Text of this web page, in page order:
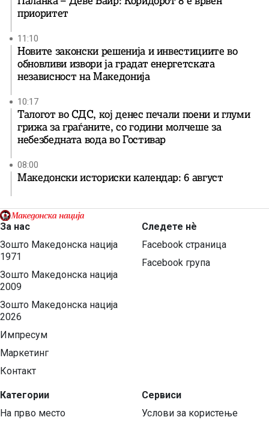
приоритет
11:10
Новите законски решенија и инвестициите во
обновливи извори ја градат енергетската
независност на Македонија
10:17
Талогот во СДС, кој денес печали поени и глуми
грижа за граѓаните, со години молчеше за
небезбедната вода во Гостивар
08:00
Македонски историски календар: 6 август
За нас
Зошто Македонска нација
1971
Зошто Македонска нација
2009
Зошто Македонска нација
2026
Импресум
Маркетинг
Контакт
Категории
На прво место
Следете нѐ
Facebook страница
Facebook група
Сервиси
Услови за користење